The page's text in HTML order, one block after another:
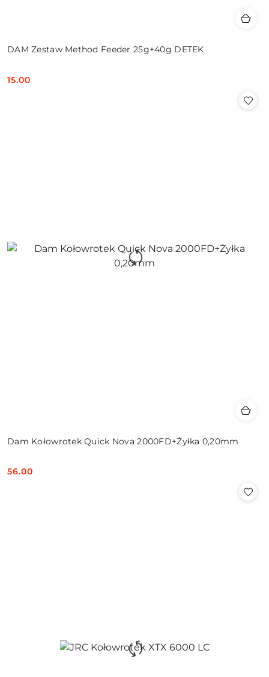
DAM Zestaw Method Feeder 25g+40g DETEK
Cena:
15.00
Dam Kołowrotek Quick Nova 2000FD+Żyłka 0,20mm
Cena:
56.00